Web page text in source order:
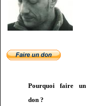
Pourquoi faire un
don ?